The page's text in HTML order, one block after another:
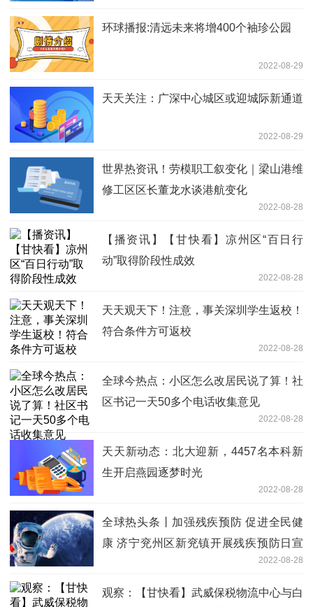
环球播报:清远未来将增400个袖珍公园
2022-08-29
天天关注：广深中心城区或迎城际新通道
2022-08-29
世界热资讯！劳模职工叙变化｜梁山港维
修工区区长董龙水谈港航变化
2022-08-28
【播资讯】【甘快看】凉州区“百日行
动”取得阶段性成效
2022-08-28
天天观天下！注意，事关深圳学生返校！
符合条件方可返校
2022-08-28
全球今热点：小区怎么改居民说了算！社
区书记一天50多个电话收集意见
2022-08-28
天天新动态：北大迎新，4457名本科新
生开启燕园逐梦时光
2022-08-28
全球热头条丨加强残疾预防 促进全民健
康 济宁兖州区新兖镇开展残疾预防日宣
2022-08-28
观察：【甘快看】武威保税物流中心与白